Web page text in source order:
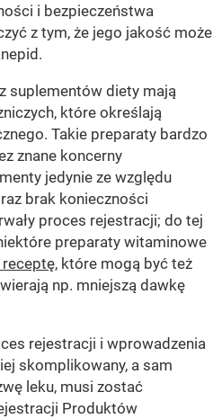
i bezpieczeństwa
z tym, że jego jakość może
suplementów diety mają
które określają
Takie preparaty bardzo
znane koncerny
jedynie ze względu
brak konieczności
proces rejestracji; do tej
preparaty witaminowe
receptę, które mogą być też
np. mniejszą dawkę
rejestracji i wprowadzenia
skomplikowany, a sam
leku, musi zostać
Produktów